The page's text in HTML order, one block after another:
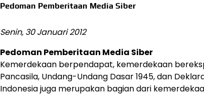
Pedoman Pemberitaan Media Siber
Senin, 30 Januari 2012
Pedoman Pemberitaan Media Siber
Kemerdekaan berpendapat, kemerdekaan
Pancasila, Undang-Undang Dasar 1945, dan
Indonesia juga merupakan bagian dari